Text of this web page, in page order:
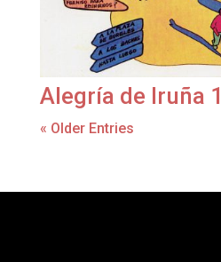
Alegría de Iruña
« Older Entries